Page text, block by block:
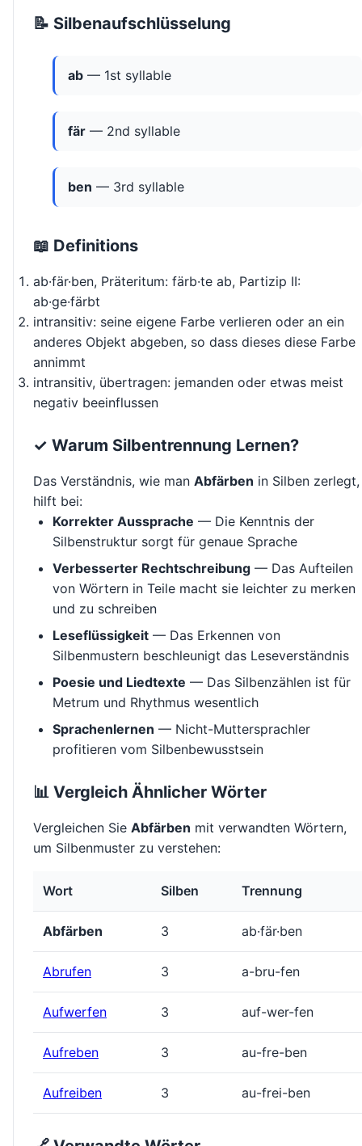
📝 Silbenaufschlüsselung
ab — 1st syllable
fär — 2nd syllable
ben — 3rd syllable
📖 Definitions
ab·fär·ben, Präteritum: färb·te ab, Partizip II:
ab·ge·färbt
intransitiv: seine eigene Farbe verlieren oder an ein
anderes Objekt abgeben, so dass dieses diese Farbe
annimmt
intransitiv, übertragen: jemanden oder etwas meist
negativ beeinflussen
✓ Warum Silbentrennung Lernen?
Das Verständnis, wie man Abfärben in Silben zerlegt,
hilft bei:
Korrekter Aussprache — Die Kenntnis der
Silbenstruktur sorgt für genaue Sprache
Verbesserter Rechtschreibung — Das Aufteilen
von Wörtern in Teile macht sie leichter zu merken
und zu schreiben
Leseflüssigkeit — Das Erkennen von
Silbenmustern beschleunigt das Leseverständnis
Poesie und Liedtexte — Das Silbenzählen ist für
Metrum und Rhythmus wesentlich
Sprachenlernen — Nicht-Muttersprachler
profitieren vom Silbenbewusstsein
📊 Vergleich Ähnlicher Wörter
Vergleichen Sie Abfärben mit verwandten Wörtern,
um Silbenmuster zu verstehen:
Wort Silben Trennung
Abfärben 3 ab·fär·ben
Abrufen 3 a-bru-fen
Aufwerfen 3 auf-wer-fen
Aufreben 3 au-fre-ben
Aufreiben 3 au-frei-ben